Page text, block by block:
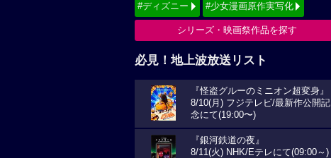
#ディズニー #少女漫画原作実写化
シリーズ・映画祭作品を探す
必見！地上波放送リスト
『怪盗グルーのミニオン超変身』
8/10(月) フジテレビ/最新作公開記
念にて(19:00〜)
『銀河鉄道の夜』
8/11(火) NHK/Eテレにて(09:00～)